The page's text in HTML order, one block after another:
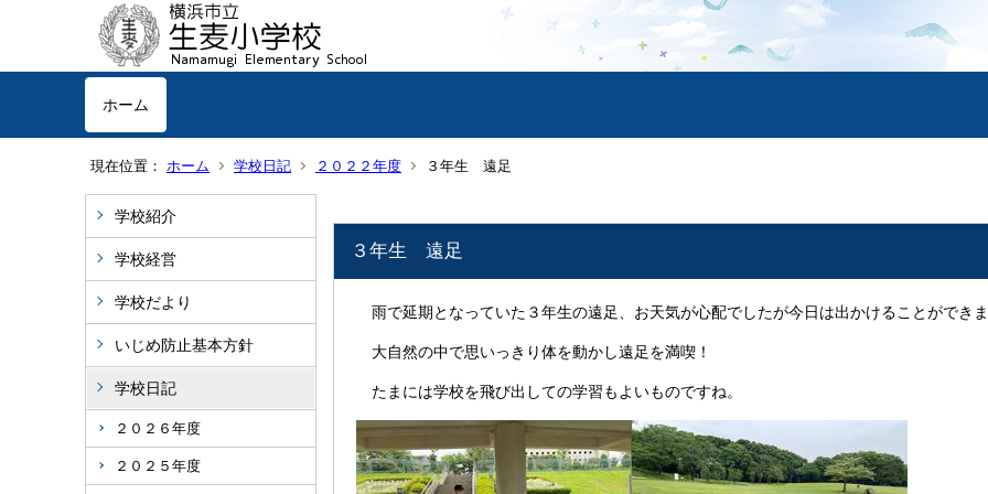
ホーム
現在位置： ホーム 学校日記 ２０２２年度 ３年生 遠足
学校紹介
学校経営
学校だより
いじめ防止基本方針
学校日記
２０２６年度
２０２５年度
３年生 遠足
雨で延期となっていた３年生の遠足、お天気が心配でしたが今日は出かけることができ
大自然の中で思いっきり体を動かし遠足を満喫！
たまには学校を飛び出しての学習もよいものですね。